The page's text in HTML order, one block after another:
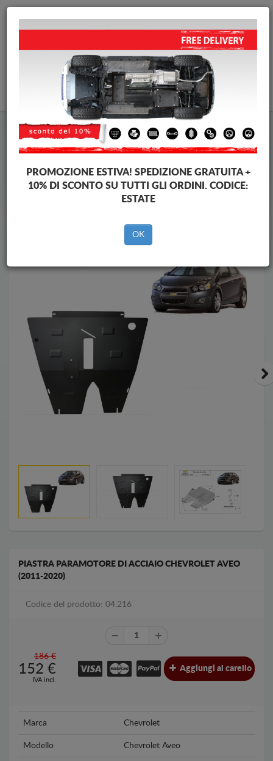
info@piastraparamotore.com
Piastra paramotore di acciaio Chevrolet
Piastra paramotore di acciaio Chevrolet Aveo
Brands
Brands
PIASTRA PARAMOTORE DI ACCIAIO CHEVROLET AVEO
(2011-2020)
Codice del prodotto: 04.216
186 €
152 €
IVA incl.
Aggiungi al carello
Marca Chevrolet
Modello Chevrolet Aveo
PROMOZIONE ESTIVA! SPEDIZIONE GRATUITA +
10% DI SCONTO SU TUTTI GLI ORDINI. CODICE:
ESTATE
OK